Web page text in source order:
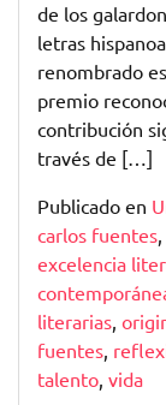
de los
letras
renombrado
premio
contribución
través de […]
Publicado en
carlos fuentes,
excelencia
literarias,
fuentes,
talento, vida